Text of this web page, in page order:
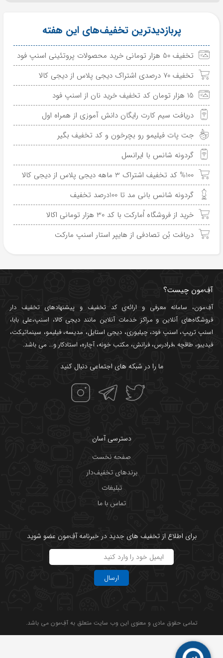
پربازدیدترین تخفیف‌های این هفته
تخفیف 50 هزار تومانی خرید محصولات پروتئینی اسنپ فود
تخفیف 70 درصدی اشتراک دیجی پلاس از دیجی کالا
15 هزار تومان کد تخفیف خرید نان از اسنپ فود
دریافت سیم کارت رایگان دانش آموزی از همراه اول
جت پات فیلیمو رو بچرخون و کد تخفیف بگیر
گردونه شانس با ایرانسل
%100 کد تخفیف اشتراک 3 ماهه دیجی پلاس از دیجی کالا
گردونه شانس بانی مد تا 100درصد تخفیف
خرید از فروشگاه اُمارکت با کد 30 هزار تومانی اکالا
دریافت بُن تصادفی از هایپر استار اسنپ مارکت
آفِ‌مون چیست؟
آفِ‌مون، سامانه معرفی و ارائه‌یکد تخفیف و پیشنهادهای تخفیف دار
فروشگاه‌های آنلاین و مراکز خدمات آنلاین مانند دیجی کالا، اسنپ،علی بابا،
اسنپ تریپ، اسنپ فود،چیلیوری، دیجی استایل، مدیسه،فیلیمو، سینماتیکت،
فیدیبو، طاقچه ،فرادرس، فرانش، مکتب خونه،آچاره، استادکار و... می باشد.
ما را در شبکه های اجتماعی دنبال کنید
دسترسی آسان
صفحه نخست
برندهای تخفیف‌دار
تبلیغات
تماس با ما
برای اطلاع از تخفیف های جدید در خبرنامه آفِ‌مون عضو شوید
ارسال
تمامی حقوق مادی و معنوی این وب سایت متعلق به آفِ‌مون می باشد.